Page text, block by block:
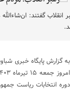
انقلاب گفتند:
به گزارش پایگاه خبری